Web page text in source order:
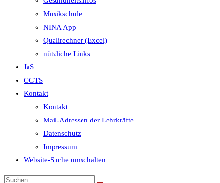
Musikschule
NINA App
Qualirechner (Excel)
nützliche Links
JaS
OGTS
Kontakt
Kontakt
Mail-Adressen der Lehrkräfte
Datenschutz
Impressum
Website-Suche umschalten